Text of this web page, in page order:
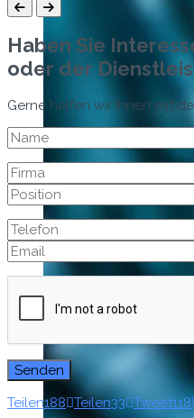
Haben Sie
oder der
Gerne helfen wir Ihnen mit
Teilen188 Teilen33 Tweet118